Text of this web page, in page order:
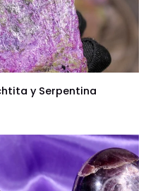
RÁPIDA
y Serpentina